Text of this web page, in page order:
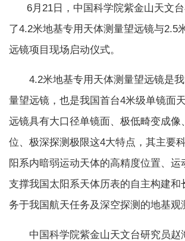
6月21日，中国科学院紫金山天文台
了4.2米地基专用天体测量望远镜与2.5
远镜项目现场启动仪式。
4.2米地基专用天体测量望远镜是我
量望远镜，也是我国首台4米级单镜面
远镜具有大口径单镜面、极低畸变成像
位、极深探测极限这4大特点，其主要
阳系内暗弱运动天体的高精度位置、运
支撑我国太阳系天体历表的自主构建和
务于我国航天任务及深空探测的地基观
中国科学院紫金山天文台研究员赵